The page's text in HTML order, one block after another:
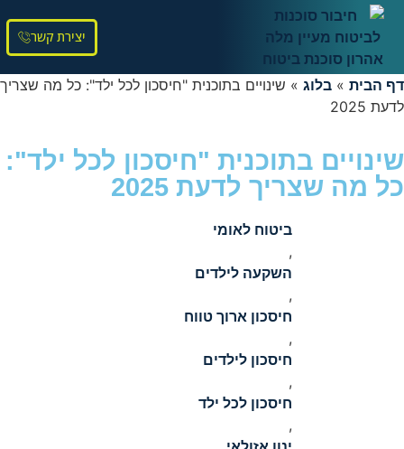
יצירת קשר
דף הבית » בלוג » שינויים בתוכנית "חיסכון לכל ילד": כל מה שצריך
לדעת 2025
שינויים בתוכנית "חיסכון לכל ילד":
כל מה שצריך לדעת 2025
ביטוח לאומי
,
השקעה לילדים
,
חיסכון ארוך טווח
,
חיסכון לילדים
,
חיסכון לכל ילד
,